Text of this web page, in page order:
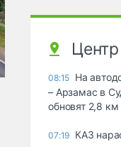
Центр
08:15 На
– Арзамас в
обновят 2,8 км
07:19 КАЗ